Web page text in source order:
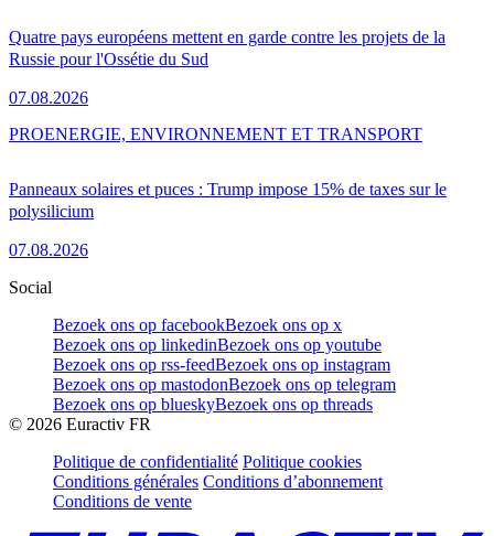
Quatre pays européens mettent en garde contre les projets de la
Russie pour l'Ossétie du Sud
07.08.2026
Panneaux solaires et puces : Trump impose 15% de taxes sur le
polysilicium
07.08.2026
PROENERGIE, ENVIRONNEMENT ET TRANSPORT
Social
Bezoek ons op facebookBezoek ons op x
Bezoek ons op linkedinBezoek ons op youtube
Bezoek ons op rss-feedBezoek ons op instagram
Bezoek ons op mastodonBezoek ons op telegram
Bezoek ons op blueskyBezoek ons op threads
© 2026 Euractiv FR
Politique de confidentialité Politique cookies
Conditions générales Conditions d’abonnement
Conditions de vente